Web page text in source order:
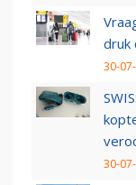
druk
30-
30-